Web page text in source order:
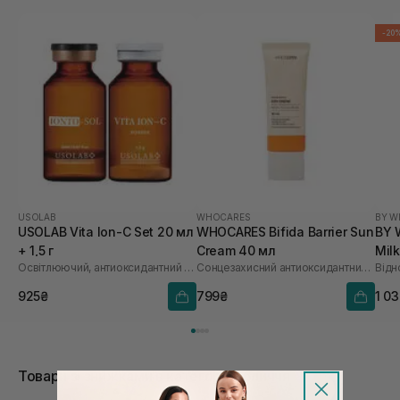
USOLAB
USOLAB Vita Ion-C Set 20 мл
+ 1,5 г
Освітлюючий, антиоксидантний та омолоджуючий набір
925₴
WHOCARES
WHOCARES Bifida Barrier Sun
Cream 40 мл
Сонцезахисний антиоксидантний крем
799₴
-
BY
BY
1
Товари зі знижками в категорії Обличчя